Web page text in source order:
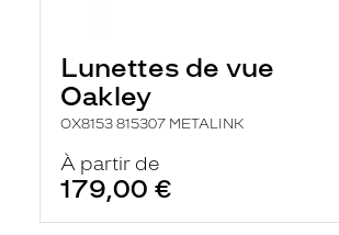
Lunettes de vue
Oakley
OX8153 815307 METALINK
À partir de
179,00 €